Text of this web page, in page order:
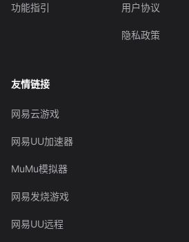
功能指引 用户协议
隐私政策
友情链接
网易云游戏
网易UU加速器
MuMu模拟器
网易发烧游戏
网易UU远程